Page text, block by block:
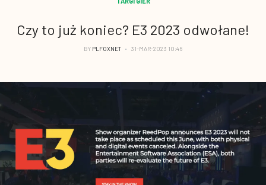
Czy to już koniec? E3 2023 odwołane!
BY PLFOXNET 31-MAR-2023 10:46